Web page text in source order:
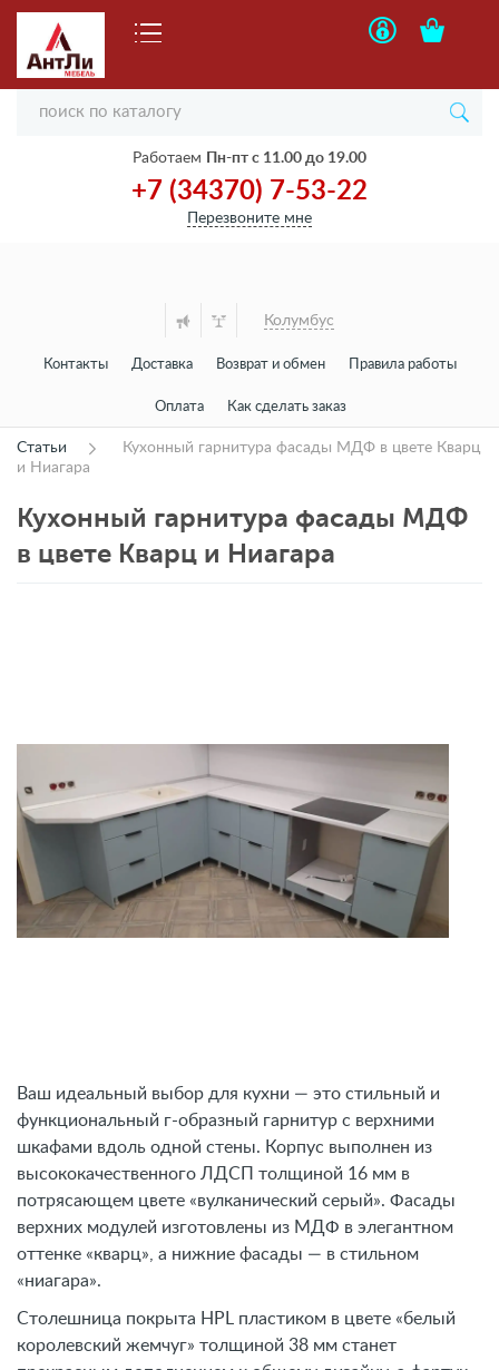
Работаем Пн-пт с 11.00 до 19.00
+7 (34370) 7-53-22
Перезвоните мне
Колумбус
Контакты Доставка Возврат и обмен Правила работы
Оплата Как сделать заказ
Статьи
Кухонный гарнитура фасады МДФ в цвете Кварц
и Ниагара
Кухонный гарнитура фасады МДФ
в цвете Кварц и Ниагара
Ваш идеальный выбор для кухни — это стильный и
функциональный г-образный гарнитур с верхними
шкафами вдоль одной стены. Корпус выполнен из
высококачественного ЛДСП толщиной 16 мм в
потрясающем цвете «вулканический серый». Фасады
верхних модулей изготовлены из МДФ в элегантном
оттенке «кварц», а нижние фасады — в стильном
«ниагара».
Столешница покрыта HPL пластиком в цвете «белый
королевский жемчуг» толщиной 38 мм станет